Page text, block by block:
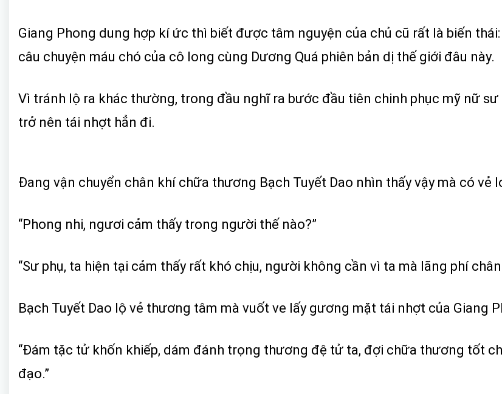
Giang Phong dung hợp kí ức thì biết được tâm nguyện của chủ cũ rất là biến
câu chuyện máu chó của cô long cùng Dương Quá phiên bản dị thế giới đâu này.
Vì tránh lộ ra khác thường, trong đầu nghĩ ra bước đầu tiên chinh phục mỹ nữ
trở nên tái nhợt hẳn đi.
Đang vận chuyển chân khí chữa thương Bạch Tuyết Dao nhìn thấy vậy mà có vẻ
“Phong nhi, ngươi cảm thấy trong người thế nào?”
“Sư phụ, ta hiện tại cảm thấy rất khó chịu, người không cần vì ta mà lãng phí
Bạch Tuyết Dao lộ vẻ thương tâm mà vuốt ve lấy gương mặt tái nhợt của Giang
“Đám tặc tử khốn khiếp, dám đánh trọng thương đệ tử ta, đợi chữa thương tốt
đạo.”